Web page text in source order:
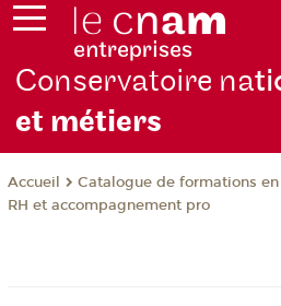
Conservatoire na
et métiers
Accueil
Catalogue de formations
RH et accompagnement pro